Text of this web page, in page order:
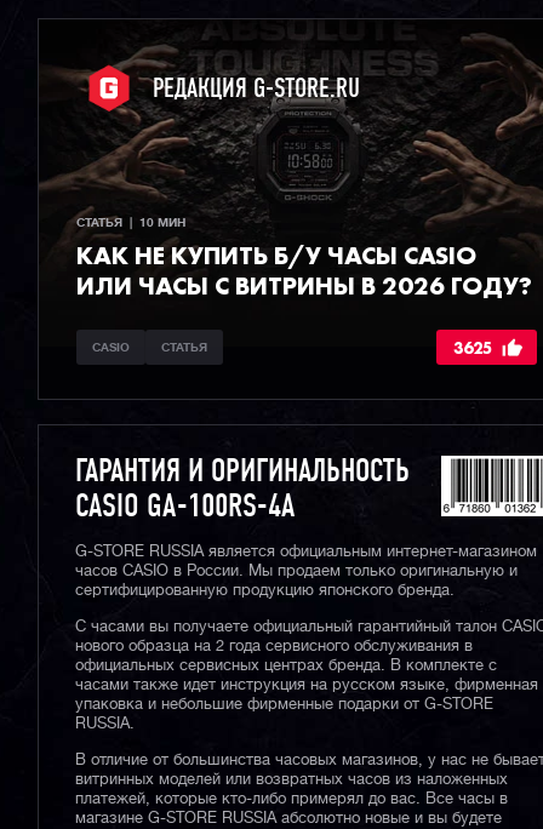
РЕДАКЦИЯ G-STORE.RU
СТАТЬЯ  |  10 МИН
КАК НЕ КУПИТЬ Б/У ЧАСЫ CASIO
ИЛИ ЧАСЫ С ВИТРИНЫ В 2026 ГОДУ?
CASIO СТАТЬЯ 3625
ГАРАНТИЯ И ОРИГИНАЛЬНОСТЬ
CASIO GA-100RS-4A
G-STORE RUSSIA является официальным интернет-магазином
часов CASIO в России. Мы продаем только оригинальную и
сертифицированную продукцию японского бренда.
С часами вы получаете официальный гарантийный талон
нового образца на 2 года сервисного обслуживания в
официальных сервисных центрах бренда. В комплекте с
часами также идет инструкция на русском языке, фирменная
упаковка и небольшие фирменные подарки от G-STORE
RUSSIA.
В отличие от большинства часовых магазинов, у нас не
витринных моделей или возвратных часов из наложенных
платежей, которые кто-либо примерял до вас. Все часы в
магазине G-STORE RUSSIA абсолютно новые и вы будете